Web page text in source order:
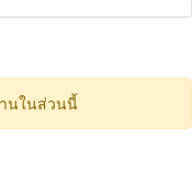
นในส่วนนี้